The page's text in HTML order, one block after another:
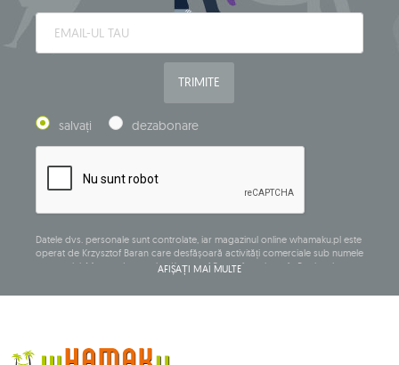
TRIMITE
salvați dezabonare
Datele dvs. personale sunt controlate, iar magazinul online whamaku.pl este
operat de Krzysztof Baran care desfășoară activități comerciale sub numele
companiei: Mouton Interactive Krzysztof Baran, înregistrat în Registrul
central al activităților comerciale și având sediul social la ul. Starowiejska
stocate până când vă dezabonați.
AFIȘAȚI MAI MULTE